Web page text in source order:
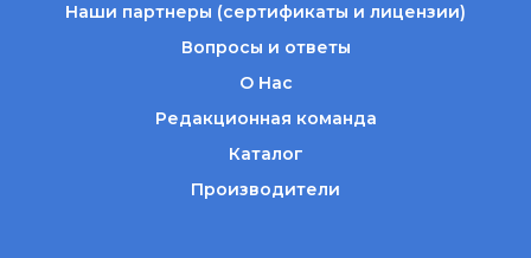
Наши партнеры (сертификаты и лицензии)
Вопросы и ответы
О Нас
Редакционная команда
Каталог
Производители